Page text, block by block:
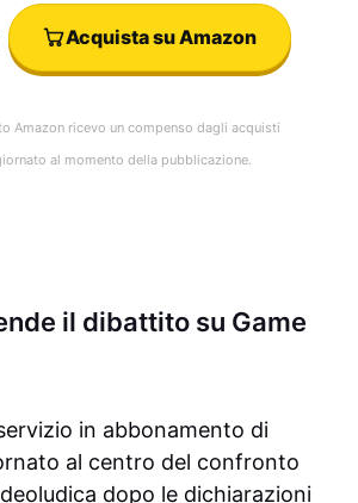
Acquista su Amazon
Amazon ricevo un compenso dagli acquisti
al momento della pubblicazione.
il dibattito su Game
in abbonamento di
al centro del confronto
dopo le dichiarazioni